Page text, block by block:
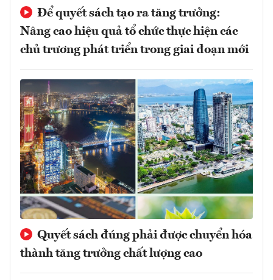
Để quyết sách tạo ra tăng trưởng:
Nâng cao hiệu quả tổ chức thực hiện các
chủ trương phát triển trong giai đoạn mới
Quyết sách đúng phải được chuyển hóa
thành tăng trưởng chất lượng cao